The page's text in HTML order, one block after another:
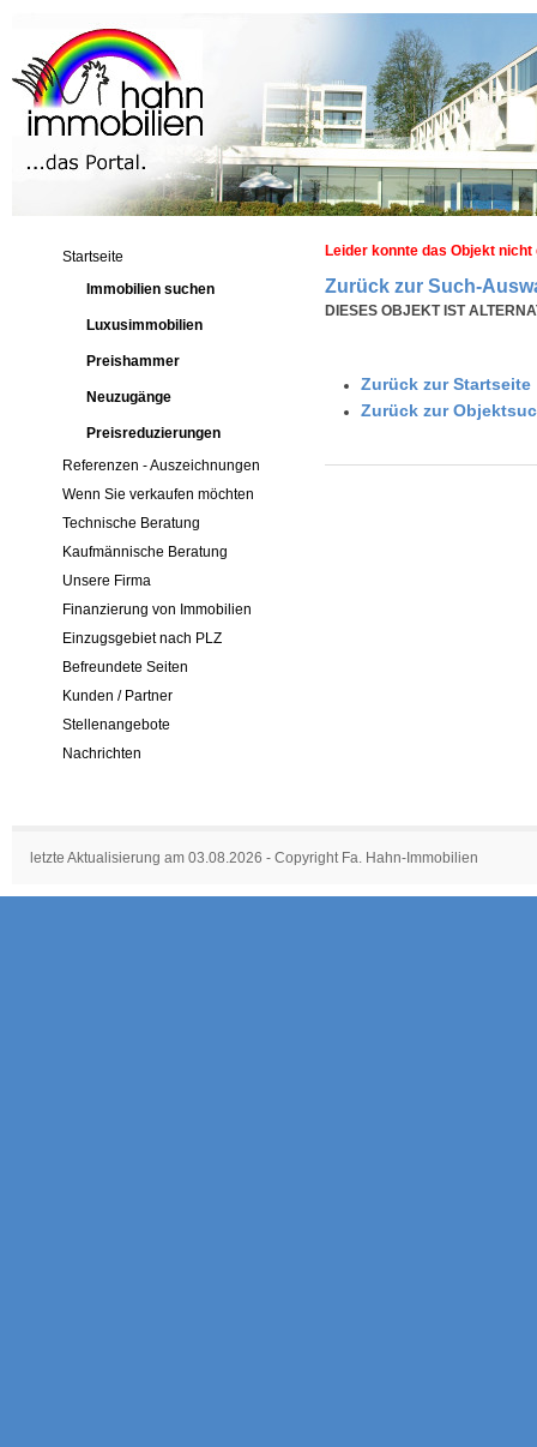
Startseite
Immobilien suchen
Luxusimmobilien
Preishammer
Neuzugänge
Preisreduzierungen
Referenzen - Auszeichnungen
Wenn Sie verkaufen möchten
Technische Beratung
Kaufmännische Beratung
Unsere Firma
Finanzierung von Immobilien
Einzugsgebiet nach PLZ
Befreundete Seiten
Kunden / Partner
Stellenangebote
Nachrichten
Leider konnte das Objekt
Zurück zur Such-
DIESES OBJEKT IST
Zurück zur Startseite
Zurück zur
letzte Aktualisierung am 03.08.2026 - Copyright Fa. Hahn-Immobilien